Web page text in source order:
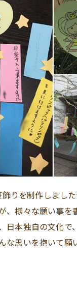
りを制作しまし
、様々な願い事
本独自の文化で
思いを抱いて願